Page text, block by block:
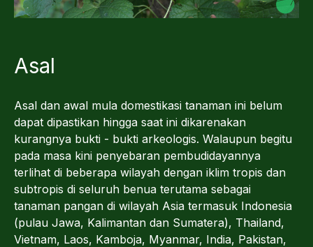
Asal
Asal dan awal mula domestikasi tanaman ini belum
dapat dipastikan hingga saat ini dikarenakan
kurangnya bukti - bukti arkeologis. Walaupun begitu
pada masa kini penyebaran pembudidayannya
terlihat di beberapa wilayah dengan iklim tropis dan
subtropis di seluruh benua terutama sebagai
tanaman pangan di wilayah Asia termasuk Indonesia
(pulau Jawa, Kalimantan dan Sumatera), Thailand,
Vietnam, Laos, Kamboja, Myanmar, India, Pakistan,